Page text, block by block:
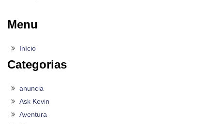
Menu
Início
Categorias
anuncia
Ask Kevin
Aventura